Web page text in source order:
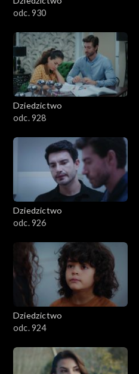
odc. 930
Dziedzictwo
odc. 928
Dziedzictwo
odc. 926
Dziedzictwo
odc. 924